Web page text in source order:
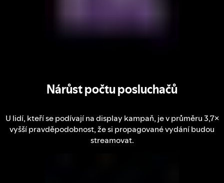
Nárůst počtu posluchačů
U lidí, kteří se podívají na display kampaň, je v průměru 3,7×
vyšší pravděpodobnost, že si propagované vydání budou
streamovat.